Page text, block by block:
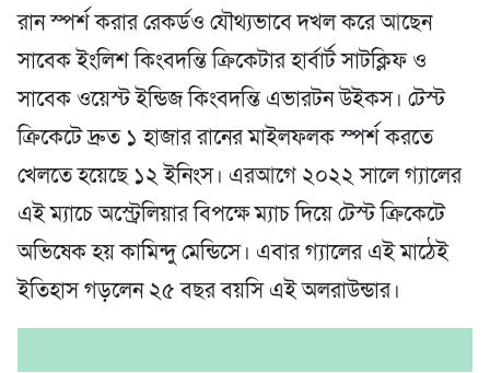
রান স্পর্শ করার রেকর্ডও যৌথ্যভাবে দখল করে আছেন
সাবেক ইংলিশ কিংবদন্তি ক্রিকেটার হার্বার্ট সাটক্লিফ ও
সাবেক ওয়েস্ট ইন্ডিজ কিংবদন্তি এভারটন উইকস। টেস্ট
ক্রিকেটে দ্রুত ১ হাজার রানের মাইলফলক স্পর্শ করতে
খেলতে হয়েছে ১২ ইনিংস। এরআগে ২০২২ সালে গ্যালের
এই ম্যাচে অস্ট্রেলিয়ার বিপক্ষে ম্যাচ দিয়ে টেস্ট ক্রিকেটে
অভিষেক হয় কামিন্দু মেন্ডিসে। এবার গ্যালের এই মাঠেই
ইতিহাস গড়লেন ২৫ বছর বয়সি এই অলরাউন্ডার।